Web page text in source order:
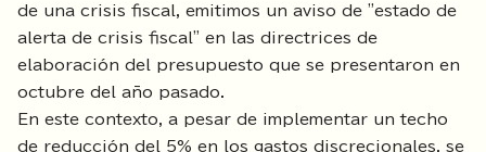
de una crisis fiscal, emitimos un aviso de "estado de
alerta de crisis fiscal" en las directrices de
elaboración del presupuesto que se presentaron en
octubre del año pasado.
En este contexto, a pesar de implementar un techo
de reducción del 5% en los gastos discrecionales, se